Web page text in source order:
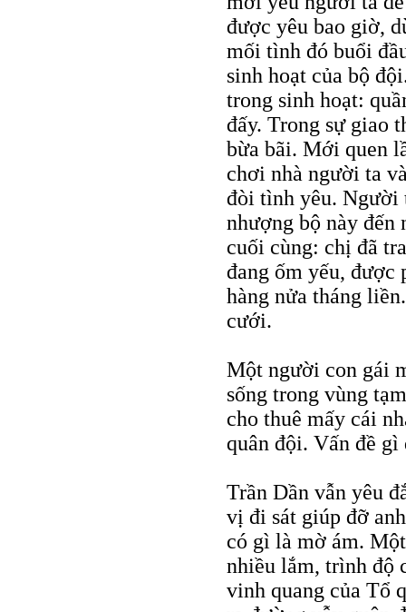
được yêu bao giờ,
mối tình đó buổi
sinh hoạt của bộ
trong sinh hoạt:
đấy. Trong sự giao
bừa bãi. Mới quen
chơi nhà người ta
đòi tình yêu. Người
nhượng bộ này đến
cuối cùng: chị đã
đang ốm yếu, được
hàng nửa tháng
cưới.
Một người con gái
sống trong vùng
cho thuê mấy cái
quân đội. Vấn đề gì
Trần Dần vẫn yêu
vị đi sát giúp đỡ
có gì là mờ ám.
nhiều lắm, trình độ
vinh quang của Tổ